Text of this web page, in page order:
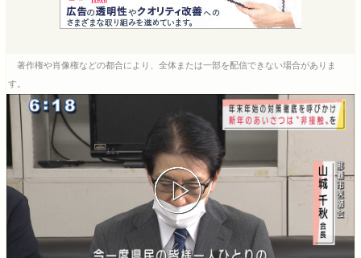
c
e
b
o
k
t
e
n
e
r
e
著作権や肖像権などの都合により、全体または一部を配信できない場合がありま
す。